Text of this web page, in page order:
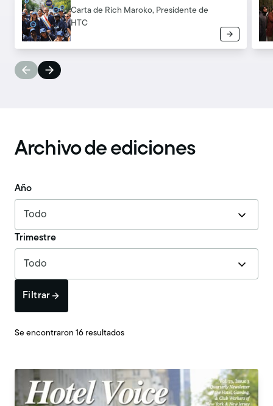
Carta de Rich Maroko, Presidente de
HTC
Archivo de ediciones
Año
Trimestre
Filtrar
Se encontraron 16 resultados